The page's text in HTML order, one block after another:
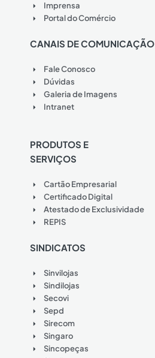
Imprensa
Portal do Comércio
CANAIS DE COMUNICAÇÃO
Fale Conosco
Dúvidas
Galeria de Imagens
Intranet
PRODUTOS E
SERVIÇOS
Cartão Empresarial
Certificado Digital
Atestado de Exclusividade
REPIS
SINDICATOS
Sinvilojas
Sindilojas
Secovi
Sepd
Sirecom
Singaro
Sincopeças